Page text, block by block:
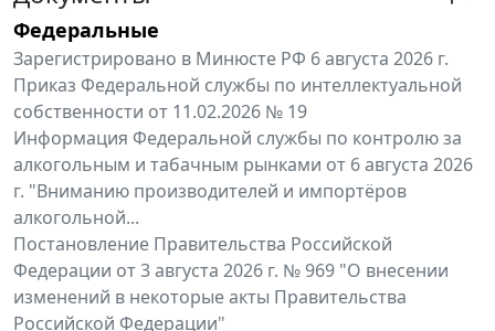
Федеральные
Зарегистрировано в Минюсте РФ 6 августа 2026 г.
Приказ Федеральной службы по интеллектуальной
собственности от 11.02.2026 № 19
Информация Федеральной службы по контролю за
алкогольным и табачным рынками от 6 августа 2026
г. "Вниманию производителей и импортёров
алкогольной...
Постановление Правительства Российской
Федерации от 3 августа 2026 г. № 969 "О внесении
изменений в некоторые акты Правительства
Российской Федерации"